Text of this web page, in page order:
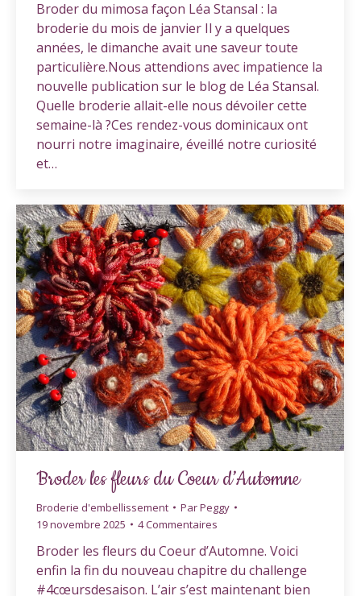
Broder du mimosa façon Léa Stansal : la
broderie du mois de janvier Il y a quelques
années, le dimanche avait une saveur toute
particulière.Nous attendions avec impatience la
nouvelle publication sur le blog de Léa Stansal.
Quelle broderie allait-elle nous dévoiler cette
semaine-là ?Ces rendez-vous dominicaux ont
nourri notre imaginaire, éveillé notre curiosité
et…
Broder les fleurs du Coeur d’Automne
Broderie d'embellissement ParPeggy
19 novembre 2025
4 Commentaires
Broder les fleurs du Coeur d’Automne. Voici
enfin la fin du nouveau chapitre du challenge
#4cœursdesaison. L’air s’est maintenant bien